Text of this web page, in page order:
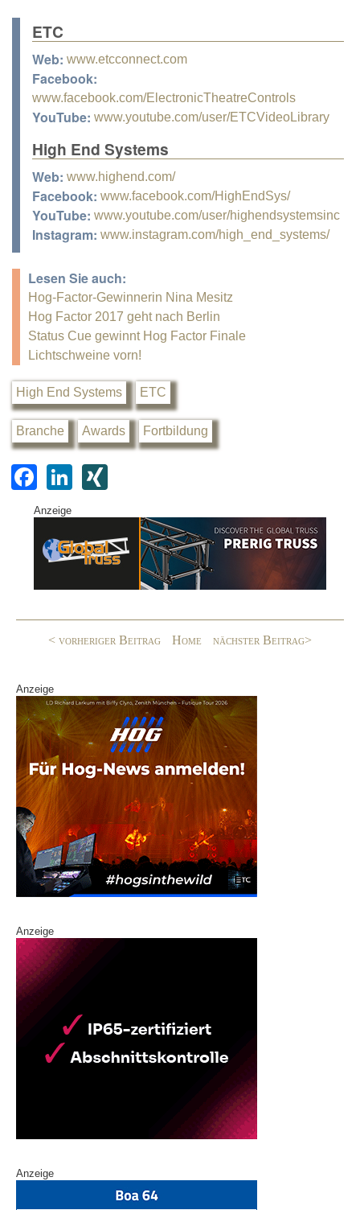
ETC
Web: www.etcconnect.com
Facebook:
www.facebook.com/ElectronicTheatreControls
YouTube: www.youtube.com/user/ETCVideoLibrary
High End Systems
Web: www.highend.com/
Facebook: www.facebook.com/HighEndSys/
YouTube: www.youtube.com/user/highendsystemsinc
Instagram: www.instagram.com/high_end_systems/
Lesen Sie auch:
Hog-Factor-Gewinnerin Nina Mesitz
Hog Factor 2017 geht nach Berlin
Status Cue gewinnt Hog Factor Finale
Lichtschweine vorn!
High End Systems ETC
Branche Awards Fortbildung
F
a
c
e
o
Li
k
e
G
Anzeige
< vorheriger Beitrag Home nächster Beitrag>
Anzeige
Anzeige
Anzeige